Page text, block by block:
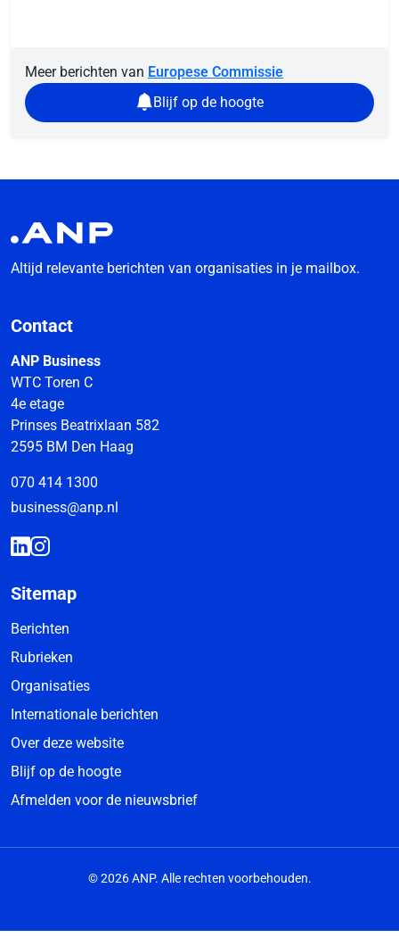
Meer berichten van Europese Commissie
Blijf op de hoogte
Altijd relevante berichten van organisaties in je mailbox.
Contact
ANP Business
WTC Toren C
4e etage
Prinses Beatrixlaan 582
2595 BM Den Haag
070 414 1300
business@anp.nl
Sitemap
Berichten
Rubrieken
Organisaties
Internationale berichten
Over deze website
Blijf op de hoogte
Afmelden voor de nieuwsbrief
© 2026 ANP. Alle rechten voorbehouden.